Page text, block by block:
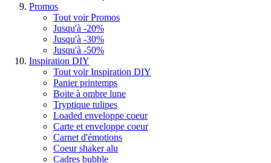
Promos
Tout voir Promos
Jusqu'à -20%
Jusqu'à -30%
Jusqu'à -50%
Inspiration DIY
Tout voir Inspiration DIY
Panier printemps
Boite à ombre lune
Tryptique tulipes
Loaded enveloppe coeur
Carte et enveloppe coeur
Carnet d'émotions
Coeur shaker alu
Cadres bubble